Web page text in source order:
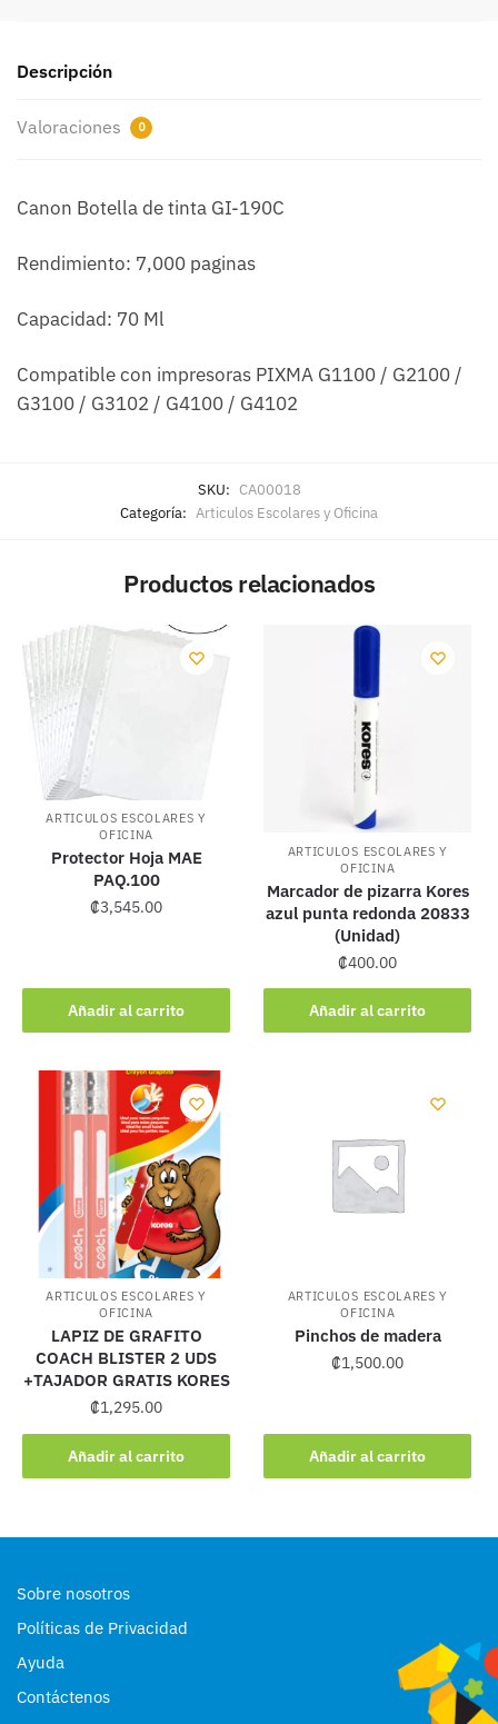
Descripción
Valoraciones 0
Canon Botella de tinta GI-190C
Rendimiento: 7,000 paginas
Capacidad: 70 Ml
Compatible con impresoras PIXMA G1100 / G2100 /
G3100 / G3102 / G4100 / G4102
SKU: CA00018
Categoría: Articulos Escolares y Oficina
Productos relacionados
ARTICULOS ESCOLARES Y
OFICINA
Protector Hoja MAE
PAQ.100
₡3,545.00
Añadir al carrito
ARTICULOS ESCOLARES Y
OFICINA
Marcador de pizarra Kores
azul punta redonda 20833
(Unidad)
₡400.00
Añadir al carrito
ARTICULOS ESCOLARES Y
OFICINA
LAPIZ DE GRAFITO
COACH BLISTER 2 UDS
+TAJADOR GRATIS KORES
₡1,295.00
Añadir al carrito
ARTICULOS ESCOLARES Y
OFICINA
Pinchos de madera
₡1,500.00
Añadir al carrito
Sobre nosotros
Políticas de Privacidad
Ayuda
Contáctenos